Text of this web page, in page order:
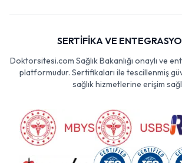
SERTİFİKA VE
Doktorsitesi.com Sağlık Bakanlığı onaylı ve
platformudur. Sertifikaları ile tescillenmiş
sağlık hizmetlerine erişim